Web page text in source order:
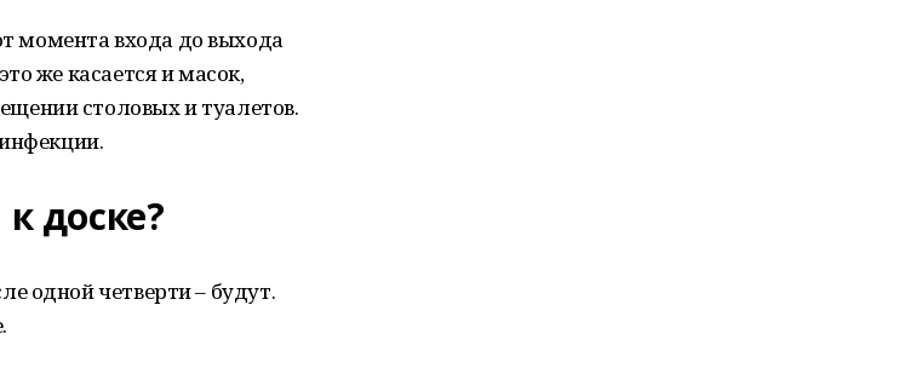
момента входа до выхода
же касается и масок,
столовых и туалетов.
доске?
одной четверти – будут.